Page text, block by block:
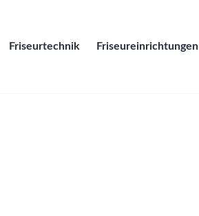
Friseurtechnik Friseureinrichtungen